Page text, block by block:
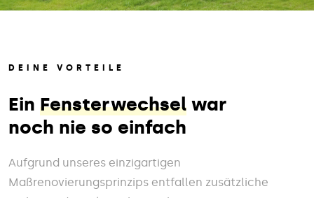
DEINE VORTEILE
Ein Fensterwechsel war
noch nie so einfach
Aufgrund unseres einzigartigen
Maßrenovierungsprinzips entfallen zusätzliche